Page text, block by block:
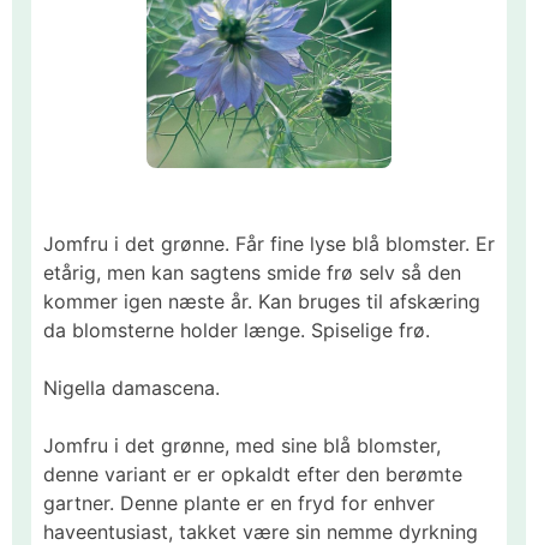
Jomfru i det grønne. Får fine lyse blå blomster. Er
etårig, men kan sagtens smide frø selv så den
kommer igen næste år. Kan bruges til afskæring
da blomsterne holder længe. Spiselige frø.
Nigella damascena.
Jomfru i det grønne, med sine blå blomster,
denne variant er er opkaldt efter den berømte
gartner. Denne plante er en fryd for enhver
haveentusiast, takket være sin nemme dyrkning